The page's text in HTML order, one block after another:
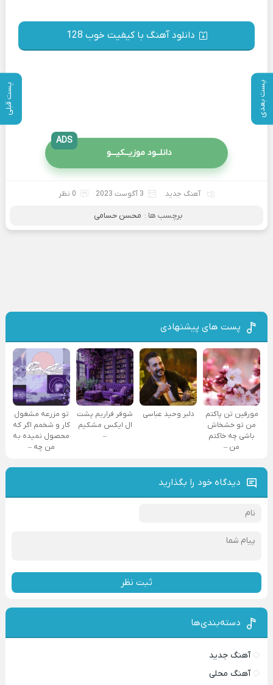
پست بعدی پست قبلی
دانلود آهنگ با کیفیت خوب 128
دانلــود موزیــکیـــو
ADS
آهنگ جدید 3 آگوست 2023 0 نظر
برچسب ها : محسن حسامی
پست های پیشنهادی
مورفین تن پاکتم
من تو خشخاش
باشی چه خاکتم
من –
دلبر وحید عباسی
شوفر فراریم پشت
ال ایکس مشکیم
–
تو مزرعه مشغول
کار و شخمم اگر که
محصول نمیده به
من چه –
دیدگاه خود را بگذارید
ثبت نظر
دسته‌بندی‌ها
آهنگ جدید
آهنگ محلی